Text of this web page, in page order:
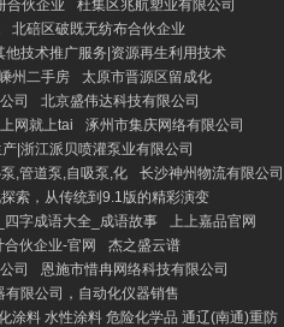
合伙企业
杜集区兆航塑业有限公司
北碚区破既无纺布合伙企业
技术推广服务|资源再生利用技术
州二手房
太原市晋源区留成化
司
北京盛伟达科技有限公司
网就上tai
涿州市集庆网络有限公司
|浙江派贝喷灌泵业有限公司
,管道泵,自吸泵,化
长沙神州物流有限公司
索，从传统到9.1版的精彩演变
字成语大全_成语故事
上上嘉品官网
伙企业-官网
杰之盛云谱
司
恩施市惜冉网络科技有限公司
限公司，自动化仪器销售
涂料 水性涂料 危险化学品 通辽(南通)重防